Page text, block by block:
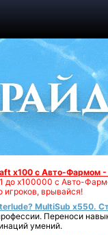
x100 с Авто-Фармом
до х100000 с Авто-
врывайся!
MultiSub x550.
Переноси
умений.